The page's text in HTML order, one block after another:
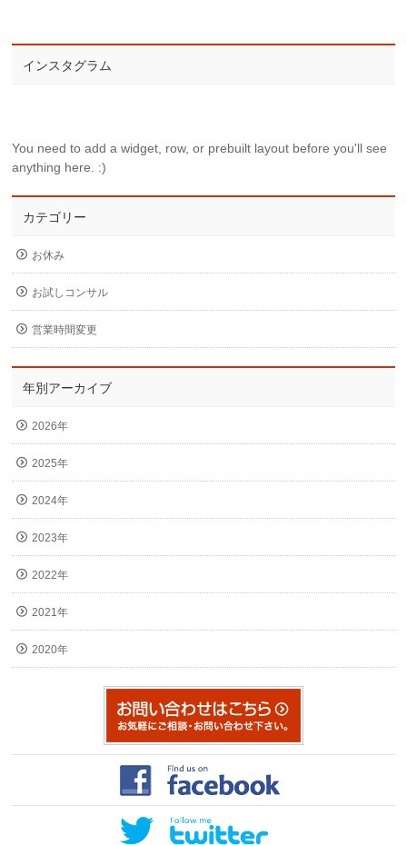
インスタグラム
You need to add a widget, row, or prebuilt layout before you'll see
anything here. :)
カテゴリー
お休み
お試しコンサル
営業時間変更
年別アーカイブ
2026年
2025年
2024年
2023年
2022年
2021年
2020年